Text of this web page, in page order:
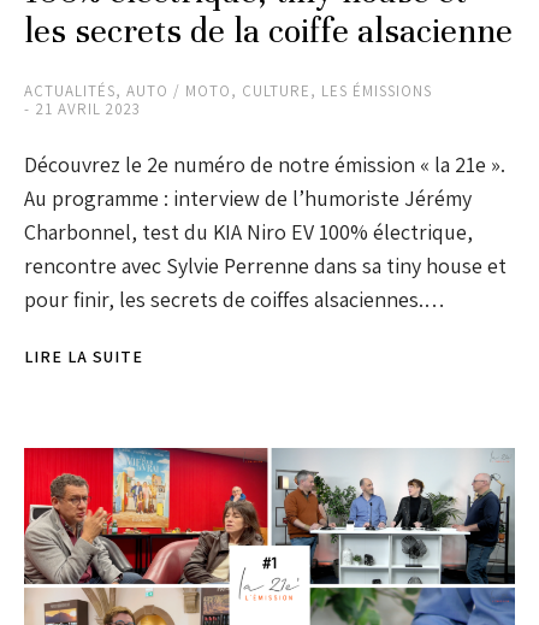
les secrets de la coiffe alsacienne
ACTUALITÉS, AUTO / MOTO, CULTURE, LES ÉMISSIONS
21 AVRIL 2023
Découvrez le 2e numéro de notre émission « la 21e ».
Au programme : interview de l’humoriste Jérémy
Charbonnel, test du KIA Niro EV 100% électrique,
rencontre avec Sylvie Perrenne dans sa tiny house et
pour finir, les secrets de coiffes alsaciennes.…
LIRE LA SUITE